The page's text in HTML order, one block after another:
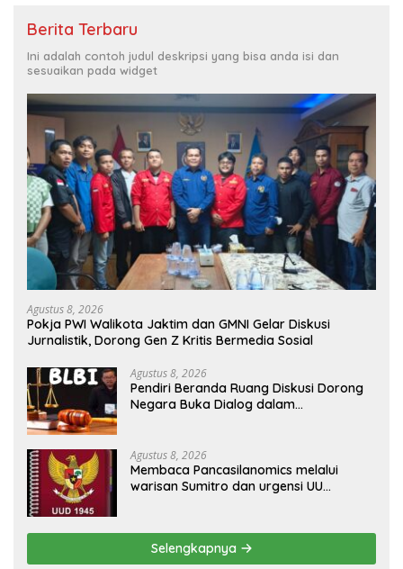
Berita Terbaru
Ini adalah contoh judul deskripsi yang bisa anda isi dan
sesuaikan pada widget
Agustus 8, 2026
Pokja PWI Walikota Jaktim dan GMNI Gelar Diskusi
Jurnalistik, Dorong Gen Z Kritis Bermedia Sosial
Agustus 8, 2026
Pendiri Beranda Ruang Diskusi Dorong
Negara Buka Dialog dalam
Agustus 8, 2026
Membaca Pancasilanomics melalui
warisan Sumitro dan urgensi UU
Selengkapnya